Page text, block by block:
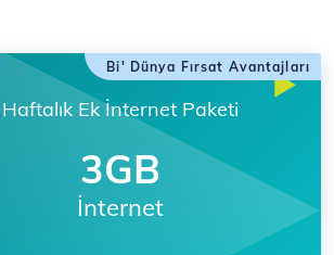
Bi' Dünya Fırsat Avantajları
Haftalık Ek İnternet Paketi
3GB
İnternet